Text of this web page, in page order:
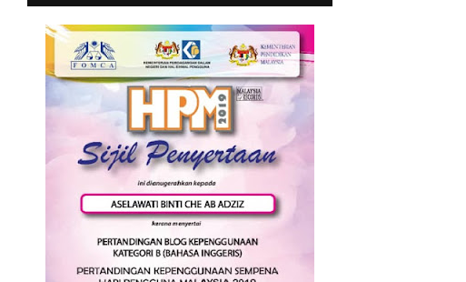
►2014(47)
2013(53)
►2012(100)